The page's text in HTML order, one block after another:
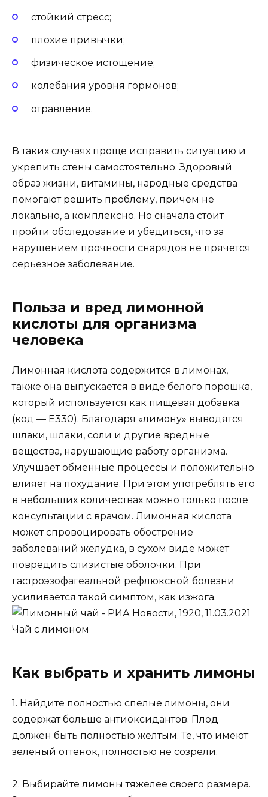
стойкий стресс;
плохие привычки;
физическое истощение;
колебания уровня гормонов;
отравление.
В таких случаях проще исправить ситуацию и
укрепить стены самостоятельно. Здоровый
образ жизни, витамины, народные средства
помогают решить проблему, причем не
локально, а комплексно. Но сначала стоит
пройти обследование и убедиться, что за
нарушением прочности снарядов не прячется
серьезное заболевание.
Польза и вред лимонной
кислоты для организма
человека
Лимонная кислота содержится в лимонах,
также она выпускается в виде белого порошка,
который используется как пищевая добавка
(код — E330). Благодаря «лимону» выводятся
шлаки, шлаки, соли и другие вредные
вещества, нарушающие работу организма.
Улучшает обменные процессы и положительно
влияет на похудание. При этом употреблять его
в небольших количествах можно только после
консультации с врачом. Лимонная кислота
может спровоцировать обострение
заболеваний желудка, в сухом виде может
повредить слизистые оболочки. При
гастроэзофагеальной рефлюксной болезни
усиливается такой симптом, как изжога.
Чай с лимоном
Как выбрать и хранить лимоны
1. Найдите полностью спелые лимоны, они
содержат больше антиоксидантов. Плод
должен быть полностью желтым. Те, что имеют
зеленый оттенок, полностью не созрели.
2. Выбирайте лимоны тяжелее своего размера.